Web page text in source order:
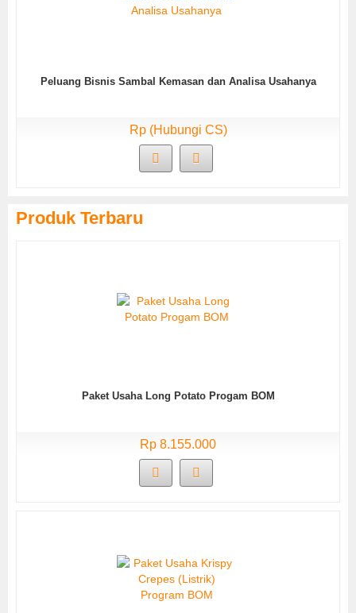
Peluang Bisnis Sambal Kemasan dan Analisa Usahanya
Rp (Hubungi CS)
Produk Terbaru
Paket Usaha Long Potato Progam BOM
Rp 8.155.000